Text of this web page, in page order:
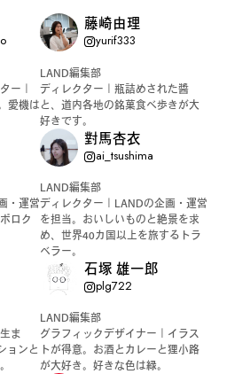
ー｜
愛機は
藤崎由理
yurif333
LAND編集部
ディレクター｜瓶詰めされた醬
と、道内各地の銘菓食べ歩きが大
好きです。
・運営
ロク
對馬杏衣
ai_tsushima
LAND編集部
ディレクター｜LANDの企画・運営
を担当。おいしいものと絶景を求
め、世界40カ国以上を旅するトラ
ベラー。
ま
ョンと
石塚 雄一郎
plg722
LAND編集部
グラフィックデザイナー｜イラス
トが得意。お酒とカレーと狸小路
が大好き。好きな色は緑。